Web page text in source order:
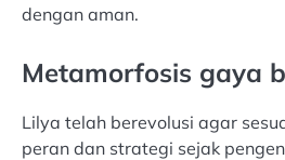
dengan aman.
Metamorfosis gaya
Lilya telah berevolusi agar
peran dan strategi sejak